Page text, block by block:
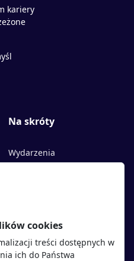
kariery
Na skróty
Wydarzenia
Polityka cookies
Polityka prywatności
cookies
treści dostępnych w
ich do Państwa